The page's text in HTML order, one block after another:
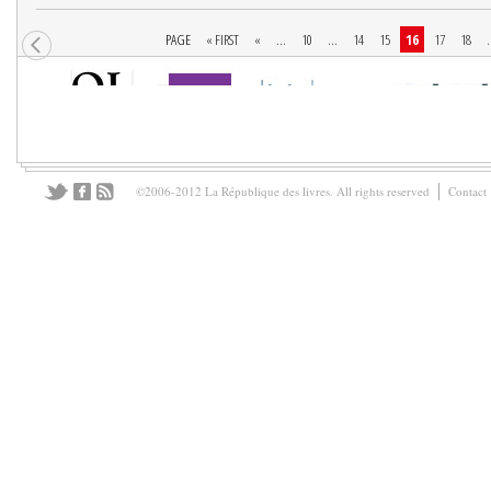
PAGE « FIRST « ... 10 ... 14 15 16 17 18
©2006-2012 La République des livres. All rights reserved Contact